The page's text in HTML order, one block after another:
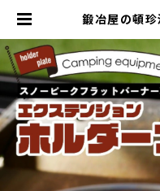
鍛冶屋の頓珍
ダープレー